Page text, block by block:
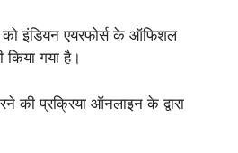
को इंडियन एयरफोर्स के ऑफिशल
किया गया है।
की प्रक्रिया ऑनलाइन के द्वारा